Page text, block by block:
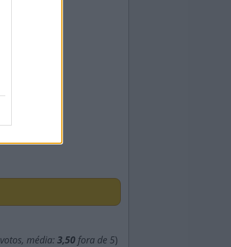
votos, média: 3,50 fora de 5)